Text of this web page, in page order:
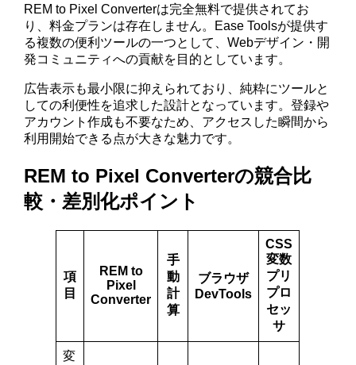
REM to Pixel Converterは完全無料で提供されてお
り、料金プランは存在しません。Ease Toolsが提供す
る複数の便利ツールの一つとして、Webデザイン・開
発コミュニティへの貢献を目的としています。
広告表示も最小限に抑えられており、純粋にツールと
しての利便性を追求した設計となっています。登録や
アカウント作成も不要なため、アクセスした瞬間から
利用開始できる点が大きな魅力です。
REM to Pixel Converterの競合比
較・差別化ポイント
項
目
REM to
Pixel
Converter
手
動
計
算
ブラウザ
DevTools
CSS
変数
プリ
プロ
セッ
サ
変